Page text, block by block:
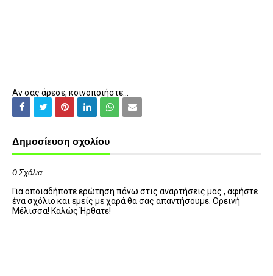
Αν σας άρεσε, κοινοποιήστε...
Δημοσίευση σχολίου
0 Σχόλια
Για οποιαδήποτε ερώτηση πάνω στις αναρτήσεις μας , αφήστε
ένα σχόλιο και εμείς με χαρά θα σας απαντήσουμε. Ορεινή
Μέλισσα! Καλώς Ήρθατε!